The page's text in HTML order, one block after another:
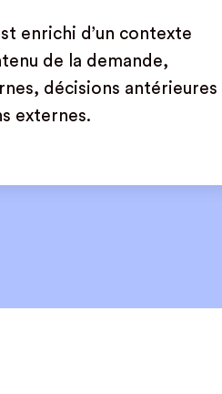
enrichi d’un contexte
de la demande,
décisions antérieures
externes.